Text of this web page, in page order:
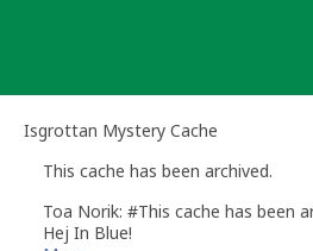
Isgrottan Mystery Cache
This cache has been archived.
Toa Norik: #This cache has been
Hej In Blue!